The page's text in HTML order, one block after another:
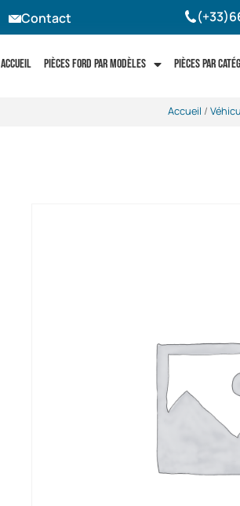
Contact
Accueil Pièces Ford par modèles Pièces par
Accueil /